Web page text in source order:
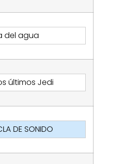
del agua
últimos Jedi
DE SONIDO